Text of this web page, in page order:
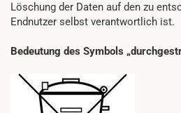
Löschung der Daten auf den zu
Endnutzer selbst verantwortlich ist.
Bedeutung des Symbols